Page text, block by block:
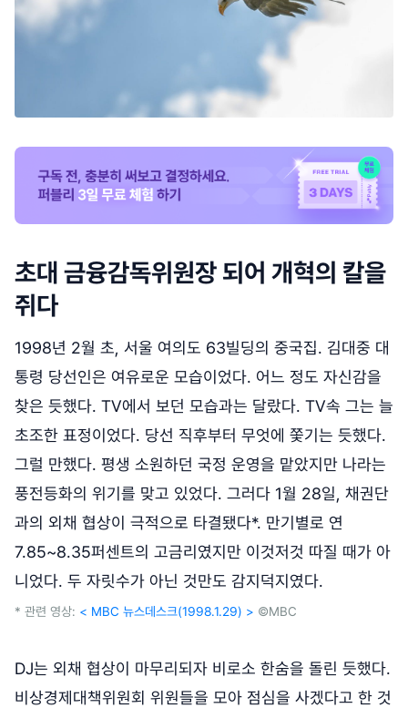
초대 금융감독위원장 되어 개혁의 칼을
쥐다
1998년 2월 초, 서울 여의도 63빌딩의 중국집. 김대중 대
통령 당선인은 여유로운 모습이었다. 어느 정도 자신감을
찾은 듯했다. TV에서 보던 모습과는 달랐다. TV속 그는 늘
초조한 표정이었다. 당선 직후부터 무엇에 쫓기는 듯했다.
그럴 만했다. 평생 소원하던 국정 운영을 맡았지만 나라는
풍전등화의 위기를 맞고 있었다. 그러다 1월 28일, 채권단
과의 외채 협상이 극적으로 타결됐다*. 만기별로 연
7.85~8.35퍼센트의 고금리였지만 이것저것 따질 때가 아
니었다. 두 자릿수가 아닌 것만도 감지덕지였다.
* 관련 영상: < MBC 뉴스데스크(1998.1.29) > ©MBC
DJ는 외채 협상이 마무리되자 비로소 한숨을 돌린 듯했다.
비상경제대책위원회 위원들을 모아 점심을 사겠다고 한 것